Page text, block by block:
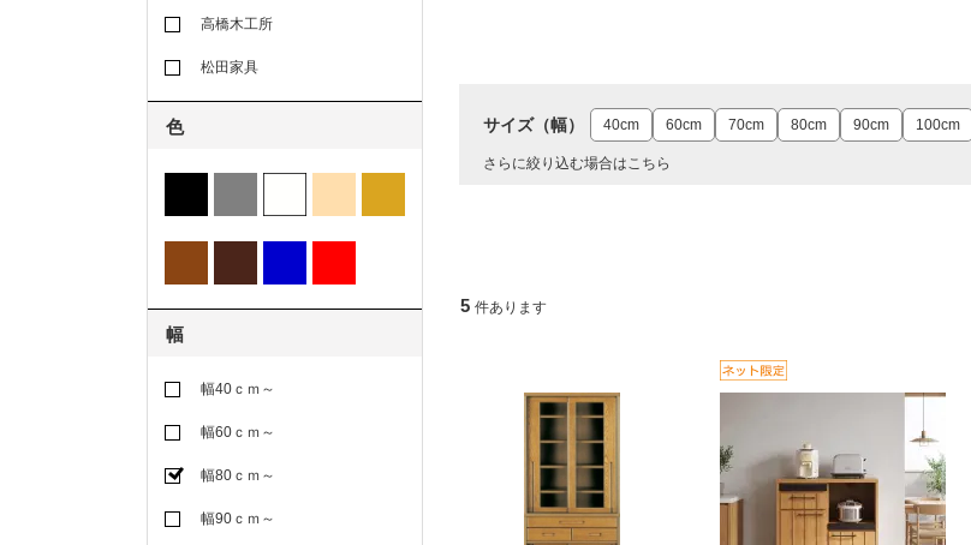
サイズ（幅） 40cm 60cm 70cm 80cm 90cm 100cm
さらに絞り込む場合はこちら
5 件あります
高橋木工所
松田家具
色
幅
幅40ｃｍ～
幅60ｃｍ～
幅80ｃｍ～
幅90ｃｍ～